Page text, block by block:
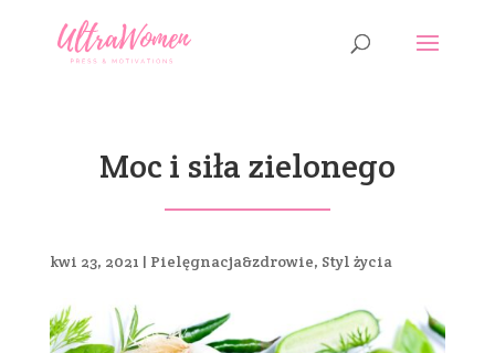
Moc i siła zielonego
kwi 23, 2021 | Pielęgnacja&zdrowie, Styl życia